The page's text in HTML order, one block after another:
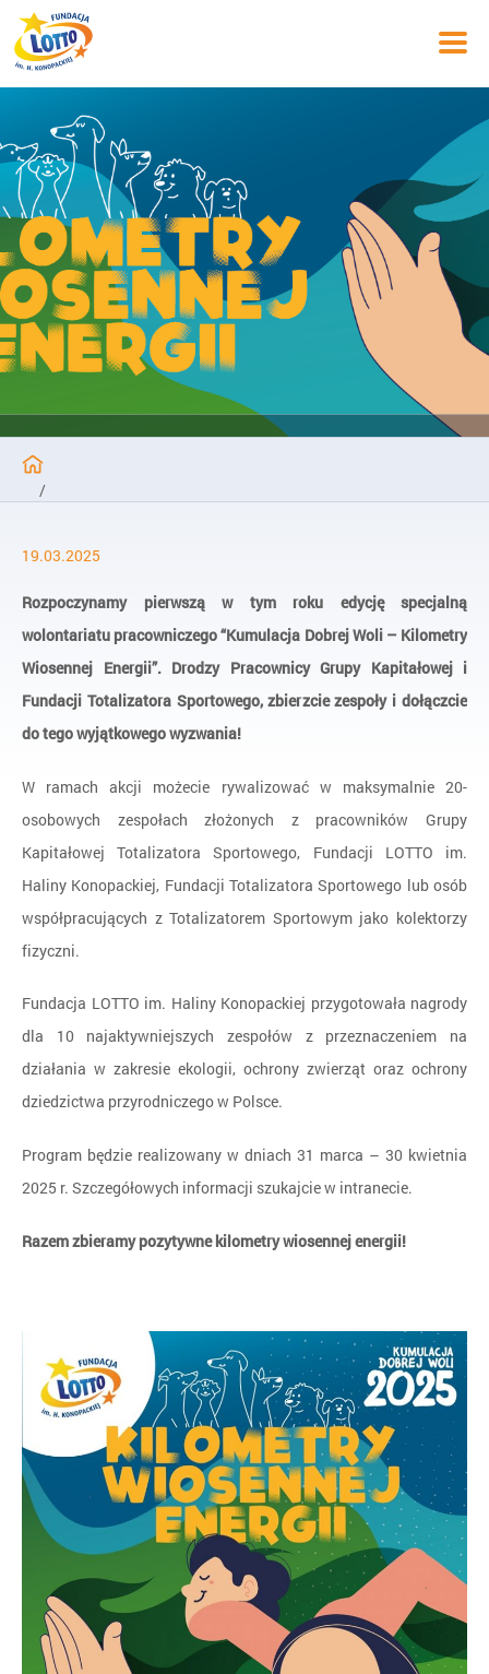
/
/
Kilometry wiosennej energii
19.03.2025
Rozpoczynamy pierwszą w tym roku edycję specjalną
wolontariatu pracowniczego “Kumulacja Dobrej Woli – Kilometry
Wiosennej Energii”. Drodzy Pracownicy Grupy Kapitałowej i
Fundacji Totalizatora Sportowego, zbierzcie zespoły i dołączcie
do tego wyjątkowego wyzwania!
W ramach akcji możecie rywalizować w maksymalnie 20-
osobowych zespołach złożonych z pracowników Grupy
Kapitałowej Totalizatora Sportowego, Fundacji LOTTO im.
Haliny Konopackiej, Fundacji Totalizatora Sportowego lub osób
współpracujących z Totalizatorem Sportowym jako kolektorzy
fizyczni.
Fundacja LOTTO im. Haliny Konopackiej przygotowała nagrody
dla 10 najaktywniejszych zespołów z przeznaczeniem na
działania w zakresie ekologii, ochrony zwierząt oraz ochrony
dziedzictwa przyrodniczego w Polsce.
Program będzie realizowany w dniach 31 marca – 30 kwietnia
2025 r. Szczegółowych informacji szukajcie w intranecie.
Razem zbieramy pozytywne kilometry wiosennej energii!